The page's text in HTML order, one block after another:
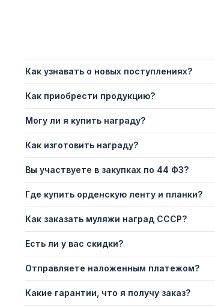
Как узнавать о новых поступлениях?
Как приобрести продукцию?
Могу ли я купить награду?
Как изготовить награду?
Вы участвуете в закупках по 44 ФЗ?
Где купить орденскую ленту и планки?
Как заказать муляжи наград СССР?
Есть ли у вас скидки?
Отправляете наложенным платежом?
Какие гарантии, что я получу заказ?